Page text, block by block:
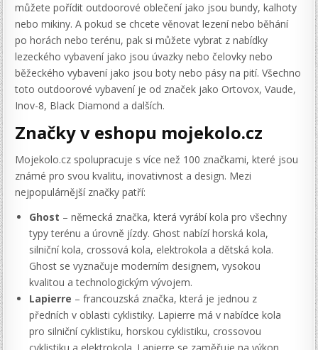
můžete pořídit outdoorové oblečení jako jsou bundy, kalhoty
nebo mikiny. A pokud se chcete věnovat lezení nebo běhání
po horách nebo terénu, pak si můžete vybrat z nabídky
lezeckého vybavení jako jsou úvazky nebo čelovky nebo
běžeckého vybavení jako jsou boty nebo pásy na pití. Všechno
toto outdoorové vybavení je od značek jako Ortovox, Vaude,
Inov-8, Black Diamond a dalších.
Značky v eshopu mojekolo.cz
Mojekolo.cz spolupracuje s více než 100 značkami, které jsou
známé pro svou kvalitu, inovativnost a design. Mezi
nejpopulárnější značky patří:
Ghost – německá značka, která vyrábí kola pro všechny
typy terénu a úrovně jízdy. Ghost nabízí horská kola,
silniční kola, crossová kola, elektrokola a dětská kola.
Ghost se vyznačuje moderním designem, vysokou
kvalitou a technologickým vývojem.
Lapierre – francouzská značka, která je jednou z
předních v oblasti cyklistiky. Lapierre má v nabídce kola
pro silniční cyklistiku, horskou cyklistiku, crossovou